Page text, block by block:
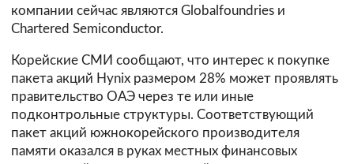
компании сейчас являются Globalfoundries и
Chartered Semiconductor.
Корейские СМИ сообщают, что интерес к покупке
пакета акций Hynix размером 28% может проявлять
правительство ОАЭ через те или иные
подконтрольные структуры. Соответствующий
пакет акций южнокорейского производителя
памяти оказался в руках местных финансовых